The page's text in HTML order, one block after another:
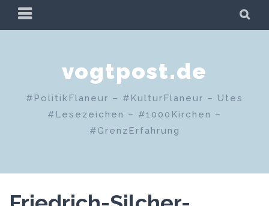
Zum
PRIMÄRES
MENÜ
vogtpost.de
#PolitikFlaneur – #KulturFlaneur – Utes
#Lesezeichen – #1000Kirchen –
#GrenzErfahrung